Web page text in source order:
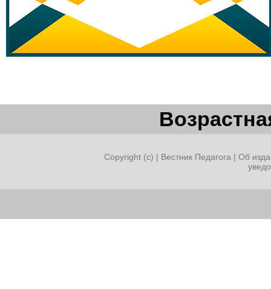
Copyright (c) | Вестник Педагога | Об